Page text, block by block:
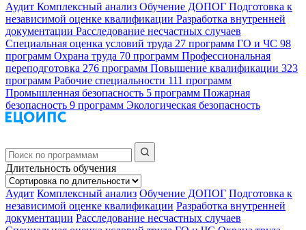
Аудит Комплексный анализ Обучение ДОПОГ Подготовка к
независимой оценке квалификации Разработка внутренней
документации Расследование несчастных случаев
Специальная оценка условий труда 27 программ ГО и ЧС 98
программ Охрана труда 70 программ Профессиональная
переподготовка 276 программ Повышение квалификации 323
программ Рабочие специальности 111 программ
Промышленная безопасность 5 программ Пожарная
безопасность 9 программ Экологическая безопасность
Длительность обучения
Аудит Комплексный анализ Обучение ДОПОГ Подготовка к
независимой оценке квалификации Разработка внутренней
документации Расследование несчастных случаев